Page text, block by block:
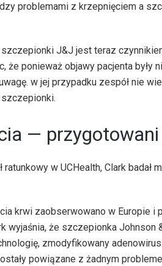
problemami z krzepnięciem a
szczepionki J&J jest teraz
że ponieważ objawy pacjenta były
w jej przypadku zespół nie
— przygotowani
w UCHealth, Clark badał
krwi zaobserwowano w Europie i
wyjaśnia, że ​​szczepionka Johnson
zmodyfikowany
powiązane z żadnym